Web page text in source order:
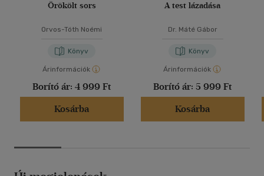
Örökölt sors
Orvos-Tóth Noémi
Könyv
Árinformációk
Borító ár: 4 999 Ft
Kosárba
A test lázadása
Dr. Máté Gábor
Könyv
Árinformációk
Borító ár: 5 999 Ft
Kosárba